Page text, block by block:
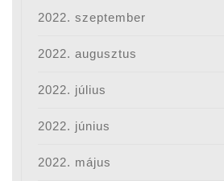
2022. szeptember
2022. augusztus
2022. július
2022. június
2022. május